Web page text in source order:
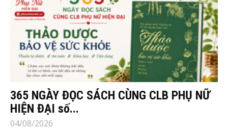
365 NGÀY ĐỌC SÁCH CÙNG CLB PHỤ NỮ
HIỆN ĐẠI số...
04/08/2026